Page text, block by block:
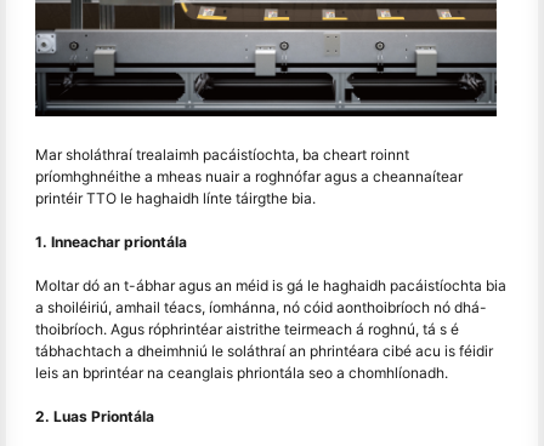
Mar sholáthraí trealaimh pacáistíochta, ba cheart roinnt
príomhghnéithe a mheas nuair a roghnófar agus a cheannaítear
printéir TTO le haghaidh línte táirgthe bia.
1. Inneachar priontála
Moltar dó an t-ábhar agus an méid is gá le haghaidh pacáistíochta bia
a shoiléiriú, amhail téacs, íomhánna, nó cóid aonthoibríoch nó dhá-
thoibríoch. Agus róphrintéar aistrithe teirmeach á roghnú, tá s é
tábhachtach a dheimhniú le soláthraí an phrintéara cibé acu is féidir
leis an bprintéar na ceanglais phriontála seo a chomhlíonadh.
2. Luas Priontála